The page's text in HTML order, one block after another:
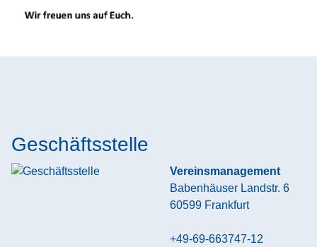
Geschäftsstelle
Vereinsmanagement
Babenhäuser Landstr. 6
60599 Frankfurt
+49-69-663747-12